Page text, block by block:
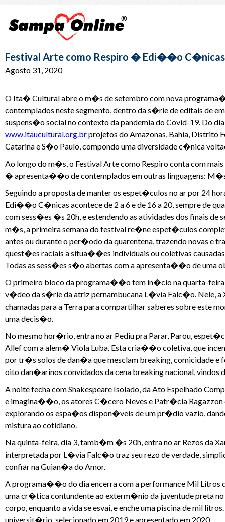
Festival Arte como Respiro � Edi��o
Agosto 31, 2020
O Ita� Cultural abre o m�s de setembro com nova
contemplados neste segmento, dentro da s�rie de editais de
suspens�o social no contexto da pandemia do Covid-19. Do
www.itaucultural.org.brprojetos do Amazonas, Bahia, Distrito
Catarina e S�o Paulo, compondo uma diversidade c�nica
Ao longo do m�s, o Festival Arte como Respiro conta com
� apresenta��o de contemplados em outras linguagens:
Seguindo a proposta de manter os espet�culos no ar por 24
Edi��o C�nicas acontece de 2 a 6 e de 16 a 20, sempre de
com sess�es �s 20h, e estendendo as atividades dos finais
m�s, a primeira semana do festival re�ne espet�culos
antes ou durante o per�odo da quarentena, trazendo novas e
quest�es raciais a situa��es individuais ou coletivas
Todas as sess�es s�o abertas com a apresenta��o de uma
O primeiro bloco da programa��o tem in�cio na quarta-
v�deo da s�rie da atriz pernambucana L�via Falc�o. Nele,
chamadas para a Terra para compartilhar saberes sobre
uma decis�o.
No mesmo hor�rio, entra no ar Pediu pra Parar, Parou,
Allef com a alem� Viola Luba. Esta cria��o coletiva, que
por tr�s solos de dan�a que mesclam breaking, comicidade
oito dan�arinos convidados da cena breaking nacional, vindos
A noite fecha com Shakespeare Isolado, da Ato Espelhado
e imagina��o, os atores C�cero Neves e Patr�cia Ragazzon
explorando os espa�os dispon�veis de um pr�dio vazio,
mistura ao cotidiano.
Na quinta-feira, dia 3, tamb�m �s 20h, entra no ar Rezos
interpretada por L�via Falc�o traz seu rezo de verdade,
confiar na Guian�a do Amor.
A programa��o do dia encerra com a performance Mil
uma cr�tica contundente ao exterm�nio da juventude preta no
corpo, enquanto a vida se esvai, e enche uma piscina de mil
universit�rio, selecionado em 2019 e apresentado em 2020.